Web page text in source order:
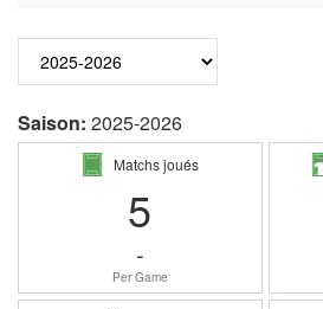
Saison: 2025-2026
Matchs joués
5
-
Per Game